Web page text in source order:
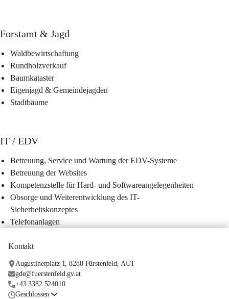
Forstamt & Jagd
Waldbewirtschaftung
Rundholzverkauf
Baumkataster
Eigenjagd & Gemeindejagden
Stadtbäume
IT / EDV
Betreuung, Service und Wartung der EDV-Systeme
Betreuung der Websites
Kompetenzstelle für Hard- und Softwareangelegenheiten
Obsorge und Weiterentwicklung des IT-
Sicherheitskonzeptes
Telefonanlagen
Kontakt
Augustinerplatz 1, 8280 Fürstenfeld, AUT
gde@fuerstenfeld.gv.at
+43 3382 524010
Geschlossen